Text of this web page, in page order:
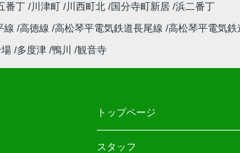
番丁 川津町 川西町北 国分寺町新居 浜二番丁
線 高徳線 高松琴平電気鉄道長尾線 高松琴平電気鉄
場 多度津 鴨川 観音寺
トップページ
スタッフ